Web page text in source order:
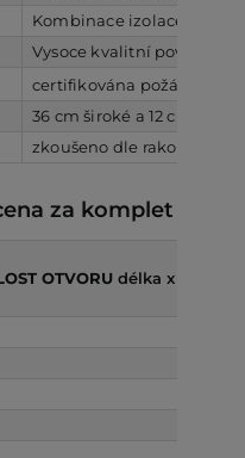
Kombinace izolace z
Vysoce kvalitní
certifikována požární
36 cm široké a 12 cm
zkoušeno dle rakouské
za komplet
OTVORUdélka x šířka